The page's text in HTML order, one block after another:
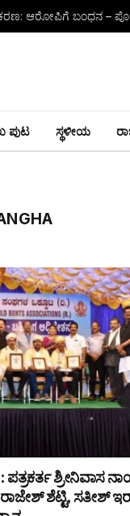
ಪುಟ ಸ್ಥಳೀಯ
ಶ್ರೀನಿವಾಸ
ಶೆಟ್ಟಿ, ಸತೀಶ್